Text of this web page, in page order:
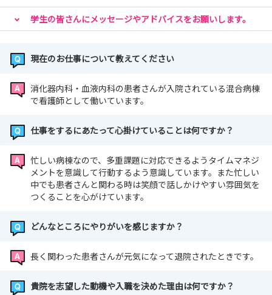
学生の皆さんにメッセージやアドバイスをお願いします。
現在のお仕事について教えてください
消化器内科・血液内科の患者さんが入院されている混合病棟
で看護師として働いています。
仕事をするにあたって心掛けていることは何ですか？
忙しい病棟なので、多重課題に対応できるようタイムマネジ
メントを意識して行動するよう意識しています。また忙しい
中でも患者さんと関わる時は笑顔で話しかけやすい雰囲気を
つくることを心がけています。
どんなところにやりがいを感じますか？
長く関わった患者さんが元気になって退院されたときです。
貴院を志望した動機や入職を決めた理由は何ですか？